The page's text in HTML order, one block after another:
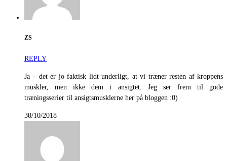
ZS
REPLY
Ja – det er jo faktisk lidt underligt, at vi træner resten af kroppens
muskler, men ikke dem i ansigtet. Jeg ser frem til gode
træningsserier til ansigtsmusklerne her på bloggen :0)
30/10/2018